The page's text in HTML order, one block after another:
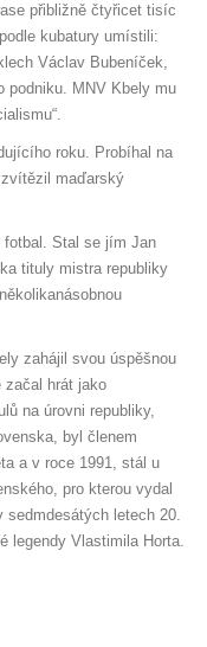
přibližně čtyřicet tisíc
kubatury umístili:
Václav Bubeníček,
podniku. MNV Kbely mu
roku. Probíhal na
maďarský
Stal se jím Jan
tituly mistra republiky
zahájil svou úspěšnou
začal hrát jako
na úrovni republiky,
byl členem
a v roce 1991, stál u
pro kterou vydal
letech 20.
legendy Vlastimila Horta.